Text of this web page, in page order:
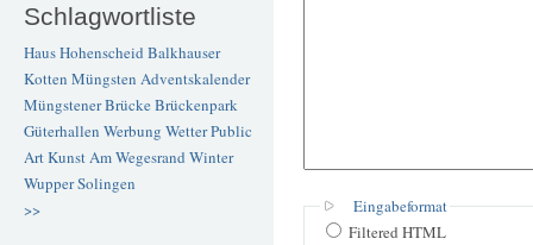
Schlagwortliste
Haus Hohenscheid Balkhauser
Kotten Müngsten Adventskalender
Müngstener BrückeBrückenpark
Güterhallen Werbung WetterPublic
ArtKunstAm Wegesrand Winter
WupperSolingen
>>
Eingabeformat
Filtered HTML